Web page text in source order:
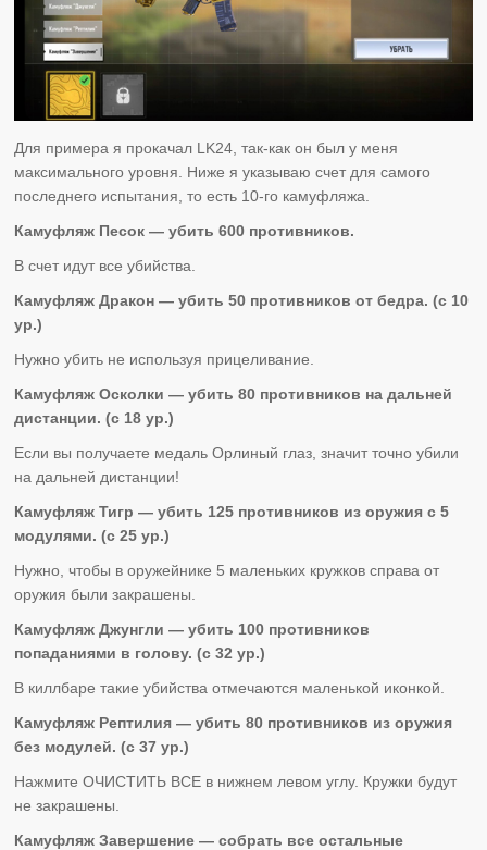
Для примера я прокачал LK24, так-как он был у меня
максимального уровня. Ниже я указываю счет для самого
последнего испытания, то есть 10-го камуфляжа.
Камуфляж Песок — убить 600 противников.
В счет идут все убийства.
Камуфляж Дракон — убить 50 противников от бедра. (с 10
ур.)
Нужно убить не используя прицеливание.
Камуфляж Осколки — убить 80 противников на дальней
дистанции. (с 18 ур.)
Если вы получаете медаль Орлиный глаз, значит точно убили
на дальней дистанции!
Камуфляж Тигр — убить 125 противников из оружия с 5
модулями. (с 25 ур.)
Нужно, чтобы в оружейнике 5 маленьких кружков справа от
оружия были закрашены.
Камуфляж Джунгли — убить 100 противников
попаданиями в голову. (с 32 ур.)
В киллбаре такие убийства отмечаются маленькой иконкой.
Камуфляж Рептилия — убить 80 противников из оружия
без модулей. (с 37 ур.)
Нажмите ОЧИСТИТЬ ВСЕ в нижнем левом углу. Кружки будут
не закрашены.
Камуфляж Завершение — собрать все остальные